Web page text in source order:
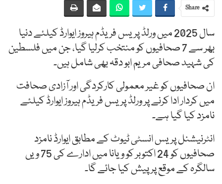
Share
سال 2025 میں ورلڈ پریس فریڈم ہیروز ایوارڈ کیلئے دنیا
بھر سے 7 صحافیوں کو منتخب کرلیا گیا، جن میں فلسطین
کی شہید صحافی مریم ابو دقہ بھی شامل ہیں۔
ان صحافیوں کو غیر معمولی کارکردگی اور آزادی صحافت
میں کردار ادا کرنے پر ورلڈ پریس فریڈم ہیروز ایوارڈ کیلئے
نامزد کیا گیا ہے۔
انٹرنیشنل پریس انسٹی ٹیوٹ کے مطابق ایوارڈ نامزد
صحافیوں کو 24 اکتوبر کو ویانا میں ادارے کی 75 ویں
سالگرہ کے موقع پر پیش کیا جائے گا۔